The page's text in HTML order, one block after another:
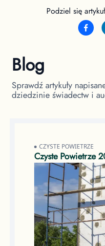
Podziel się
Blog
Sprawdź artykuły
dziedzinie świadectw i
CZYSTE POWIETRZE
Czyste Powietrze